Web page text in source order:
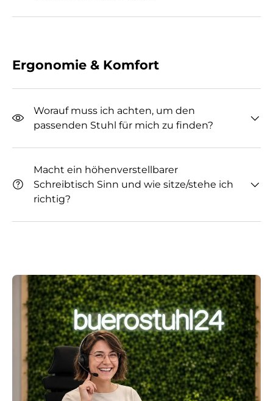
Ergonomie & Komfort
Worauf muss ich achten, um den
passenden Stuhl für mich zu finden?
Macht ein höhenverstellbarer
Schreibtisch Sinn und wie sitze/stehe ich
richtig?